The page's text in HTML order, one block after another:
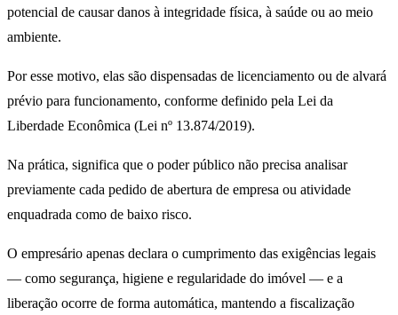
potencial de causar danos à integridade física, à saúde ou ao meio
ambiente.
Por esse motivo, elas são dispensadas de licenciamento ou de alvará
prévio para funcionamento, conforme definido pela Lei da
Liberdade Econômica (Lei nº 13.874/2019).
Na prática, significa que o poder público não precisa analisar
previamente cada pedido de abertura de empresa ou atividade
enquadrada como de baixo risco.
O empresário apenas declara o cumprimento das exigências legais
— como segurança, higiene e regularidade do imóvel — e a
liberação ocorre de forma automática, mantendo a fiscalização